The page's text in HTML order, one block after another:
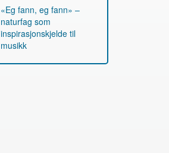
«Eg fann, eg fann» –
naturfag som
inspirasjonskjelde til
musikk